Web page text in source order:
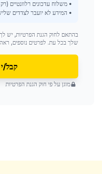
• משלוח עדכונים רלוונטיים
• המידע לא יועבר לצדדים
בהתאם לחוק הגנת הפרטיות, יש
שלך בכל עת. לפרטים נוספים,
קבל/
מוגן על פי חוק הגנת הפרטיות